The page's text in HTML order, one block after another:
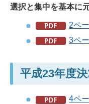
選択と集中を基本に
2ペ
3ペ
平成23年度
4ペ